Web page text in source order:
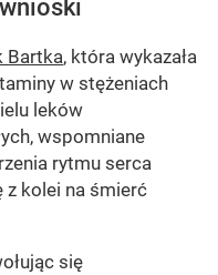
Bartka, która wykazała
w stężeniach
leków
wspomniane
rytmu serca
z kolei na śmierć
się